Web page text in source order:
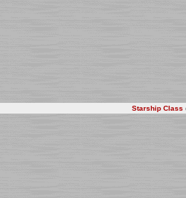
Starship Class